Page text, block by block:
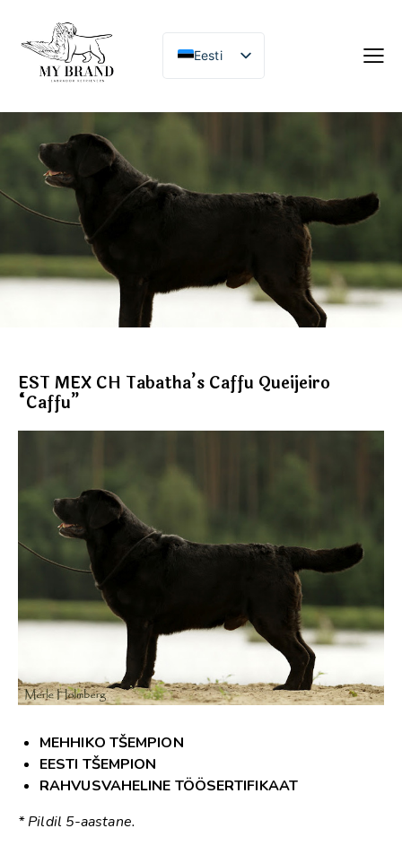
Eesti
EST MEX CH Tabatha’s Caffu Queijeiro
“Caffu”
MEHHIKO TŠEMPION
EESTI TŠEMPION
RAHVUSVAHELINE TÖÖSERTIFIKAAT
* Pildil 5-aastane.